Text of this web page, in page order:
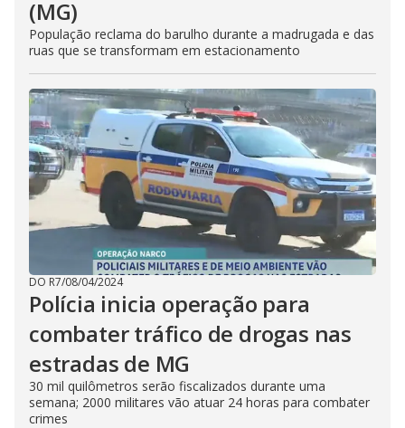
(MG)
População reclama do barulho durante a madrugada e das
ruas que se transformam em estacionamento
DO R7/08/04/2024
Polícia inicia operação para
combater tráfico de drogas nas
estradas de MG
30 mil quilômetros serão fiscalizados durante uma
semana; 2000 militares vão atuar 24 horas para combater
crimes